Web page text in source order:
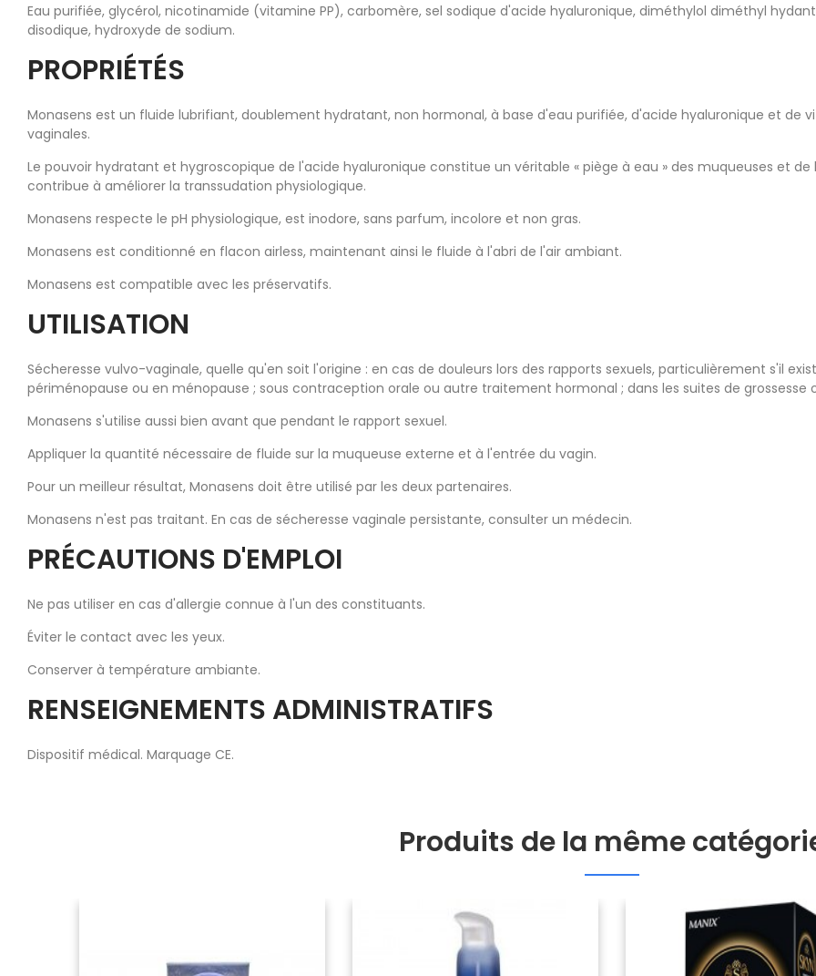
Eau purifiée, glycérol, nicotinamide (vitamine PP), carbomère, sel sodique d'acide hyaluronique, diméthylol diméthyl
disodique, hydroxyde de sodium.
PROPRIÉTÉS
Monasens est un fluide lubrifiant, doublement hydratant, non hormonal, à base d'eau purifiée, d'acide hyaluronique et de
vaginales.
Le pouvoir hydratant et hygroscopique de l'acide hyaluronique constitue un véritable « piège à eau » des muqueuses et
contribue à améliorer la transsudation physiologique.
Monasens respecte le pH physiologique, est inodore, sans parfum, incolore et non gras.
Monasens est conditionné en flacon airless, maintenant ainsi le fluide à l'abri de l'air ambiant.
Monasens est compatible avec les préservatifs.
UTILISATION
Sécheresse vulvo-vaginale, quelle qu'en soit l'origine : en cas de douleurs lors des rapports sexuels, particulièrement s'il
périménopause ou en ménopause ; sous contraception orale ou autre traitement hormonal ; dans les suites de grossesse
Monasens s'utilise aussi bien avant que pendant le rapport sexuel.
Appliquer la quantité nécessaire de fluide sur la muqueuse externe et à l'entrée du vagin.
Pour un meilleur résultat, Monasens doit être utilisé par les deux partenaires.
Monasens n'est pas traitant. En cas de sécheresse vaginale persistante, consulter un médecin.
PRÉCAUTIONS D'EMPLOI
Ne pas utiliser en cas d'allergie connue à l'un des constituants.
Éviter le contact avec les yeux.
Conserver à température ambiante.
RENSEIGNEMENTS ADMINISTRATIFS
Dispositif médical. Marquage CE.
Produits de la même